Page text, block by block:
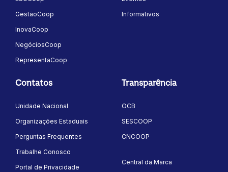
GestãoCoop
InovaCoop
NegóciosCoop
RepresentaCoop
Informativos
Contatos
Unidade Nacional
Organizações Estaduais
Perguntas Frequentes
Trabalhe Conosco
Portal de Privacidade
Transparência
OCB
SESCOOP
CNCOOP
Central da Marca